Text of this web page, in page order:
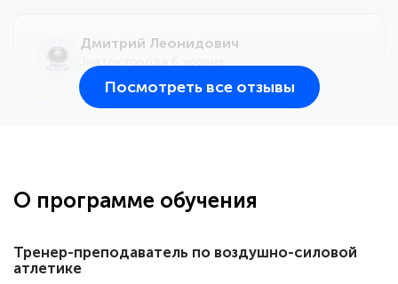
Дмитрий Леонидович
большое количество методических
сдачи итоговой аттестации. Спасибо
Посмотреть все отзывы
О программе обучения
Тренер-преподаватель по воздушно-силовой
атлетике